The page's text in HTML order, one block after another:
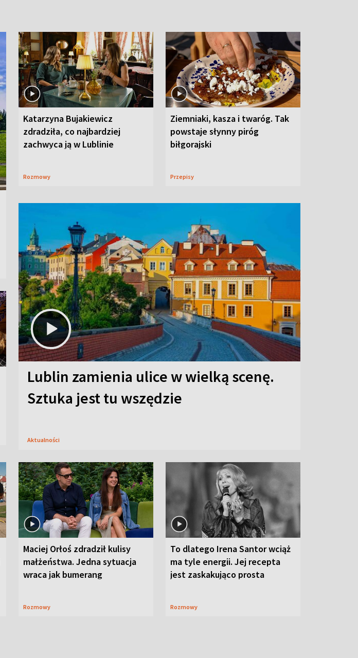
Katarzyna Bujakiewicz
zdradziła, co najbardziej
zachwyca ją w Lublinie
Rozmowy
Ziemniaki, kasza i twaróg. Tak
powstaje słynny piróg
biłgorajski
Przepisy
Lublin zamienia ulice w wielką scenę.
Sztuka jest tu wszędzie
Aktualności
Maciej Orłoś zdradził kulisy
małżeństwa. Jedna sytuacja
wraca jak bumerang
Rozmowy
To dlatego Irena Santor wciąż
ma tyle energii. Jej recepta
jest zaskakująco prosta
Rozmowy